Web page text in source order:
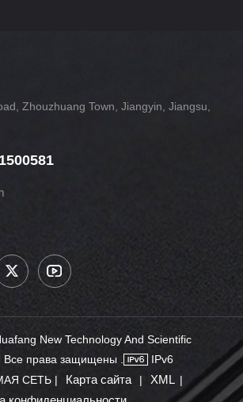
Zhouzhuang Town, Jiangyin, Jiangsu,
New Technology And Scientific
Все права защищены .
IPv6
СЕТЬ |
Карта сайта | XML |